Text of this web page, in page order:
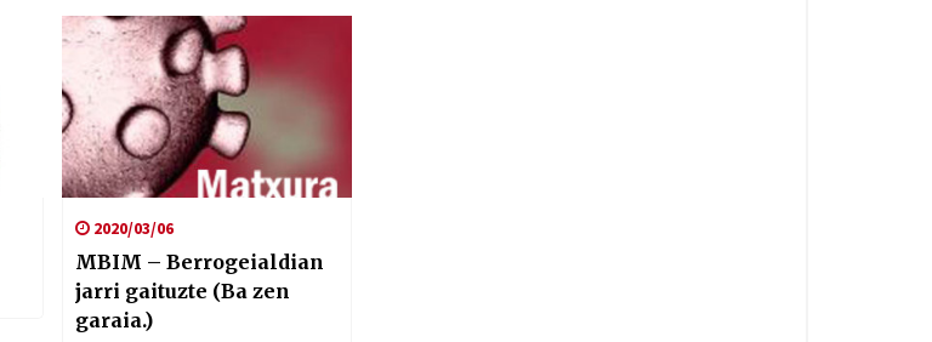
2020/03/06
MBIM – Berrogeialdian
jarri gaituzte (Ba zen
garaia.)